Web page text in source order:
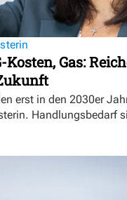
Kosten, Gas:
erst in den 2030er
Handlungsbedarf